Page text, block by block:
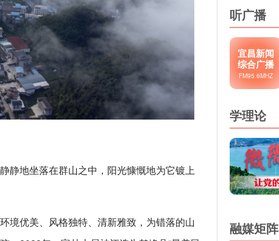
静地坐落在群山之中，阳光慷慨地为它镀上
境优美、风格独特、清新雅致，为错落的山
听广播
宜昌新闻
综合广播
FM95.6MHZ
学理论
融媒矩阵